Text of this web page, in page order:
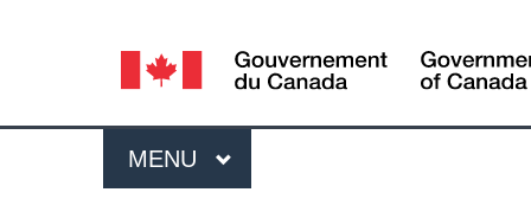
Sélection
de
la
Menu
MENU PRINCIPAL